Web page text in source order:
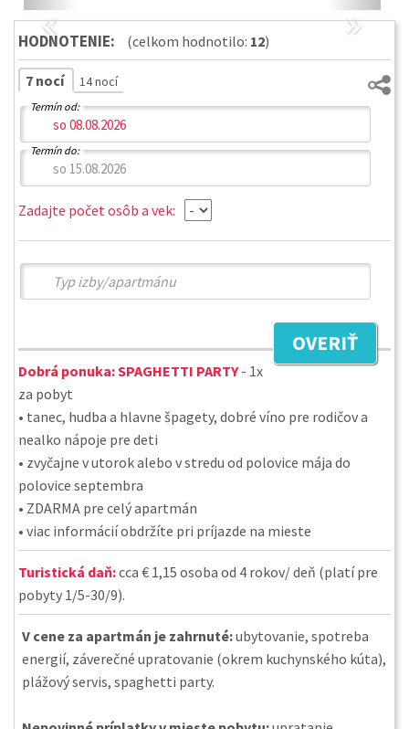
« »
HODNOTENIE: (celkom hodnotilo: 12)
7 nocí 14 nocí
Termín od:
Termín do:
Zadajte počet osôb a vek:
OVERIŤ
Dobrá ponuka:SPAGHETTI PARTY- 1x
za pobyt
• tanec, hudba a hlavne špagety, dobré víno pre rodičov a
nealko nápoje pre deti
• zvyčajne v utorok alebo v stredu od polovice mája do
polovice septembra
• ZDARMA pre celý apartmán
• viac informácií obdržíte pri príjazde na mieste
Turistická daň:cca € 1,15 osoba od 4 rokov/ deň (platí pre
pobyty 1/5-30/9).
V cene za apartmán je zahrnuté:ubytovanie, spotreba
energií, záverečné upratovanie (okrem kuchynského kúta),
plážový servis, spaghetti party.